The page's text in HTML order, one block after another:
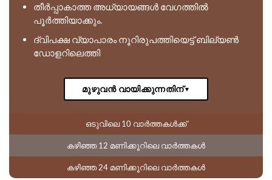
തീർപ്പാകാത്ത അധ്യായങ്ങൾ വേഗത്തിൽ
പൂർത്തിയാക്കും.
ദ്വിപക്ഷ വ്യാപാരം നൂറിരുപത്തിയെട്ട് ബില്യൺ
ഡോളറിലെത്തി
മുഴുവൻ വായിക്കുന്നതിന്▼
ഒടുവിലെ 10 വാർത്തകൾക്ക്
കഴിഞ്ഞ 12 മണിക്കൂറിലെ വാർത്തകൾ
കഴിഞ്ഞ 24 മണിക്കൂറിലെ വാർത്തകൾ